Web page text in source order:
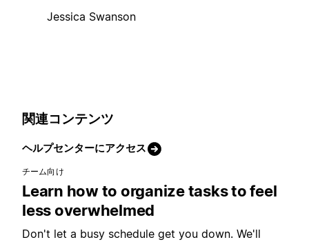
Jessica Swanson
関連コンテンツ
ヘルプセンターにアクセス
チーム向け
Learn how to organize tasks to feel
less overwhelmed
Don't let a busy schedule get you down. We'll